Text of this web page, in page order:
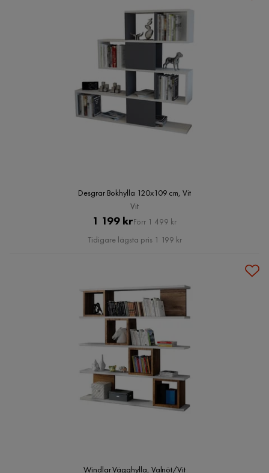
Desgrar Bokhylla 120x109 cm, Vit
Vit
Pris
1 199 krOriginal
Pris
Förr 1 499 kr
Tidigare lägsta pris 1 199 kr
Windlar Vägghylla, Valnöt/Vit